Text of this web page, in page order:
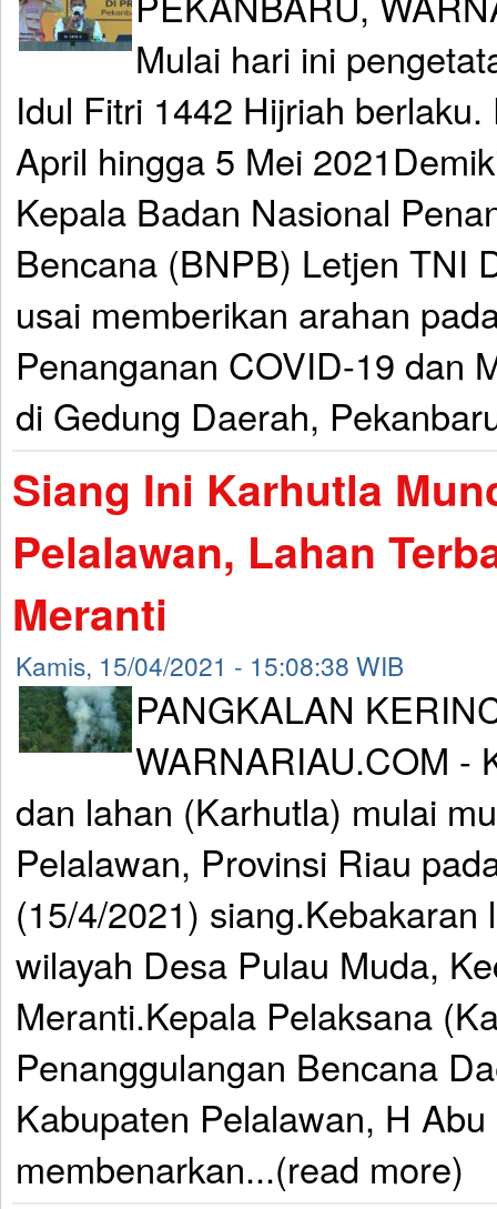
Mulai hari ini
Idul Fitri 1442 Hijriah
April hingga 5 Mei
Kepala Badan Nasional
Bencana (BNPB) Letjen TNI
usai memberikan arahan
Penanganan COVID-19 dan
di Gedung Daerah,
Siang Ini Karhutla
Pelalawan, Lahan
Meranti
Kamis, 15/04/2021 - 15:08:38 WIB
PANGKALAN
WARNARIAU.COM -
dan lahan (Karhutla) mulai
Pelalawan, Provinsi Riau
(15/4/2021) siang.Kebakaran
wilayah Desa Pulau Muda,
Meranti.Kepala Pelaksana
Penanggulangan Bencana
Kabupaten Pelalawan, H
membenarkan...(read more)